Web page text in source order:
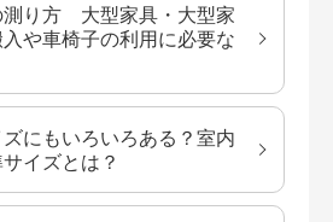
測り方 大型家具・大型家
や車椅子の利用に必要な
ズにもいろいろある？室内
イズとは？